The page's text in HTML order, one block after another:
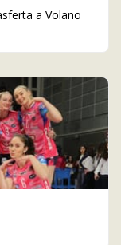
a Volano